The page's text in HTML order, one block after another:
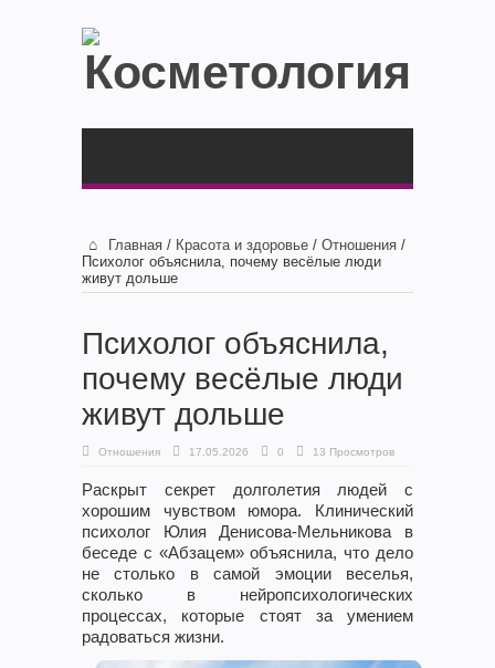
Главная / Красота и здоровье / Отношения /
Психолог объяснила, почему весёлые люди
живут дольше
Психолог объяснила,
почему весёлые люди
живут дольше
Отношения 17.05.2026 0 13 Просмотров
Раскрыт секрет долголетия людей с
хорошим чувством юмора. Клинический
психолог Юлия Денисова-Мельникова в
беседе с «Абзацем» объяснила, что дело
не столько в самой эмоции веселья,
сколько в нейропсихологических
процессах, которые стоят за умением
радоваться жизни.